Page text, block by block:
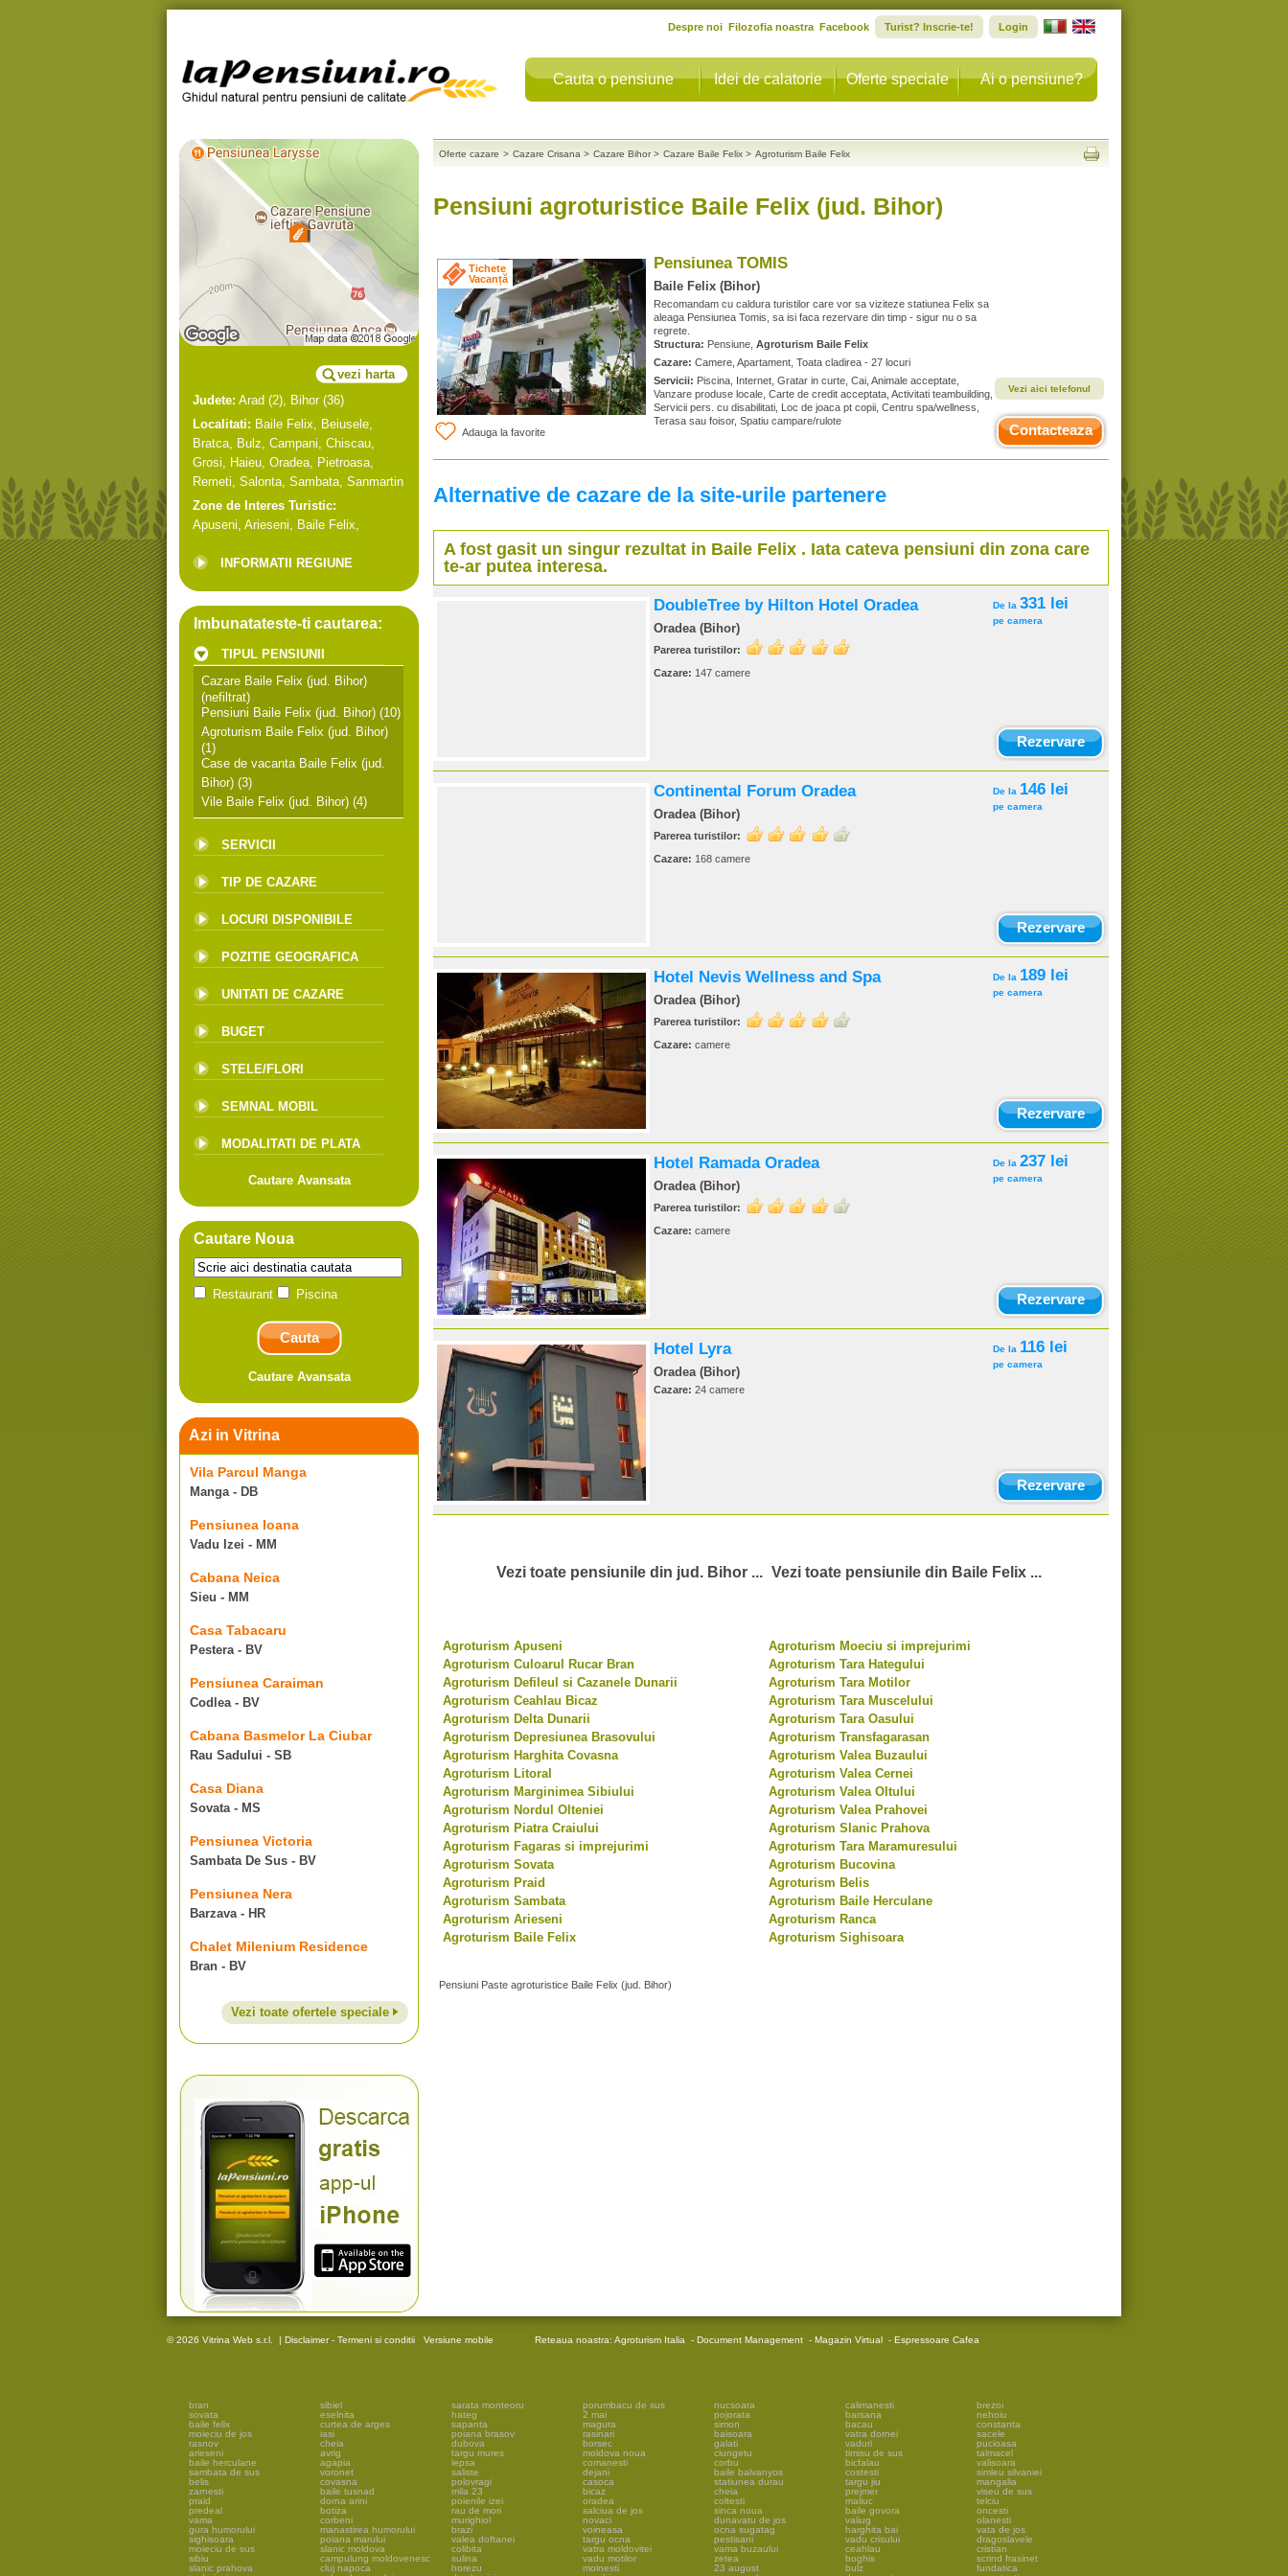
Cauta o pensiune Idei de calatorie Oferte speciale Ai o pensiune?
Despre noi Filozofia noastra Facebook Turist? Inscrie-te! Login
vezi harta
Judete: Arad (2), Bihor(36)
Localitati: Baile Felix, Beiusele,
Bratca, Bulz, Campani, Chiscau,
Grosi, Haieu, Oradea, Pietroasa,
Remeti, Salonta, Sambata, Sanmartin
Zone de Interes Turistic:
Apuseni, Arieseni, Baile Felix,
INFORMATII REGIUNE
Imbunatateste-ti cautarea:
TIPUL PENSIUNII
Cazare Baile Felix (jud. Bihor)
(nefiltrat)
Pensiuni Baile Felix (jud. Bihor) (10)
Agroturism Baile Felix (jud. Bihor)
(1)
Case de vacanta Baile Felix (jud.
Bihor) (3)
Vile Baile Felix (jud. Bihor) (4)
SERVICII
TIP DE CAZARE
LOCURI DISPONIBILE
POZITIE GEOGRAFICA
UNITATI DE CAZARE
BUGET
STELE/FLORI
SEMNAL MOBIL
MODALITATI DE PLATA
Cautare Avansata
Cautare Noua
Restaurant Piscina
Cautare Avansata
Azi in Vitrina
Vila Parcul Manga
Manga - DB
Pensiunea Ioana
Vadu Izei - MM
Cabana Neica
Sieu - MM
Casa Tabacaru
Pestera - BV
Pensiunea Caraiman
Codlea - BV
Cabana Basmelor La Ciubar
Rau Sadului - SB
Casa Diana
Sovata - MS
Pensiunea Victoria
Sambata De Sus - BV
Pensiunea Nera
Barzava - HR
Chalet Milenium Residence
Bran - BV
Vezi toate ofertele speciale
Oferte cazare > Cazare Crisana > Cazare Bihor > Cazare Baile Felix > Agroturism Baile Felix
Pensiuni agroturistice Baile Felix (jud. Bihor)
Tichete
Vacanță
Adauga la favorite
Pensiunea TOMIS
Baile Felix (Bihor)
Recomandam cu caldura turistilor care vor sa viziteze statiunea Felix sa
aleaga Pensiunea Tomis, sa isi faca rezervare din timp - sigur nu o sa
regrete.
Structura: Pensiune, Agroturism Baile Felix
Cazare: Camere, Apartament, Toata cladirea - 27 locuri
Servicii: Piscina, Internet, Gratar in curte, Cai, Animale acceptate,
Vanzare produse locale, Carte de credit acceptata, Activitati teambuilding,
Servicii pers. cu disabilitati, Loc de joaca pt copii, Centru spa/wellness,
Terasa sau foisor, Spatiu campare/rulote
Vezi aici telefonul
Contacteaza
Alternative de cazare de la site-urile partenere
A fost gasit un singur rezultat in Baile Felix . Iata cateva pensiuni din zona care
te-ar putea interesa.
DoubleTree by Hilton Hotel Oradea
Oradea (Bihor)
Parerea turistilor:
Cazare: 147 camere
De la 331 lei
pe camera
Rezervare
Continental Forum Oradea
Oradea (Bihor)
Parerea turistilor:
Cazare: 168 camere
De la 146 lei
pe camera
Rezervare
Hotel Nevis Wellness and Spa
Oradea (Bihor)
Parerea turistilor:
Cazare: camere
De la 189 lei
pe camera
Rezervare
Hotel Ramada Oradea
Oradea (Bihor)
Parerea turistilor:
Cazare: camere
De la 237 lei
pe camera
Rezervare
Hotel Lyra
Oradea (Bihor)
Cazare: 24 camere
De la 116 lei
pe camera
Rezervare
Vezi toate pensiunile din jud. Bihor ... Vezi toate pensiunile din Baile Felix ...
Agroturism Apuseni
Agroturism Culoarul Rucar Bran
Agroturism Defileul si Cazanele Dunarii
Agroturism Ceahlau Bicaz
Agroturism Delta Dunarii
Agroturism Depresiunea Brasovului
Agroturism Harghita Covasna
Agroturism Litoral
Agroturism Marginimea Sibiului
Agroturism Nordul Olteniei
Agroturism Piatra Craiului
Agroturism Fagaras si imprejurimi
Agroturism Sovata
Agroturism Praid
Agroturism Sambata
Agroturism Arieseni
Agroturism Baile Felix
Agroturism Moeciu si imprejurimi
Agroturism Tara Hategului
Agroturism Tara Motilor
Agroturism Tara Muscelului
Agroturism Tara Oasului
Agroturism Transfagarasan
Agroturism Valea Buzaului
Agroturism Valea Cernei
Agroturism Valea Oltului
Agroturism Valea Prahovei
Agroturism Slanic Prahova
Agroturism Tara Maramuresului
Agroturism Bucovina
Agroturism Belis
Agroturism Baile Herculane
Agroturism Ranca
Agroturism Sighisoara
Pensiuni Paste agroturistice Baile Felix (jud. Bihor)
© 2026 Vitrina Web s.r.l. | Disclaimer - Termeni si conditii Versiune mobile Reteaua noastra: Agroturism Italia - Document Management - Magazin Virtual - Espressoare Cafea
bran
sovata
baile felix
moieciu de jos
rasnov
arieseni
baile herculane
sambata de sus
belis
zarnesti
praid
predeal
vama
gura humorului
sighisoara
moieciu de sus
sibiu
slanic prahova
sibiel
eselnita
curtea de arges
iasi
cheia
avrig
agapia
voronet
covasna
baile tusnad
dorna arini
botiza
corbeni
manastirea humorului
poiana marului
slanic moldova
campulung moldovenesc
cluj napoca
sarata monteoru
hateg
sapanta
poiana brasov
dubova
targu mures
lepsa
saliste
polovragi
mila 23
poienile izei
rau de mori
murighiol
brazi
valea doftanei
colibita
sulina
horezu
porumbacu de sus
2 mai
magura
rasinari
borsec
moldova noua
comanesti
dejani
casoca
bicaz
oradea
salciua de jos
novaci
voineasa
targu ocna
vatra moldovitei
vadu motilor
moinesti
nucsoara
pojorata
simon
baisoara
galati
ciungetu
corbu
baile balvanyos
statiunea durau
cheia
coltesti
sinca noua
dunavatu de jos
ocna sugatag
pestisani
vama buzaului
zetea
23 august
calimanesti
barsana
bacau
vatra dornei
vaduri
timisu de sus
bicfalau
costesti
targu jiu
prejmer
maliuc
baile govora
valiug
harghita bai
vadu crisului
ceahlau
boghis
bulz
brezoi
nehoiu
constanta
sacele
pucioasa
talmacel
valisoara
simleu silvaniei
mangalia
viseu de sus
telciu
oncesti
olanesti
vata de jos
dragoslavele
cristian
scrind frasinet
fundatica